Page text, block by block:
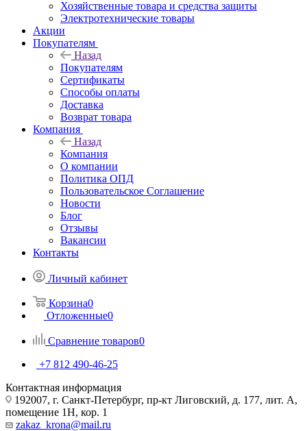
Хозяйственные товара и средства защиты
Электротехнические товары
Акции
Покупателям
Назад
Покупателям
Сертификаты
Способы оплаты
Доставка
Возврат товара
Компания
Назад
Компания
О компании
Политика ОПД
Пользовательское Соглашение
Новости
Блог
Отзывы
Вакансии
Контакты
Личный кабинет
Корзина0
Отложенные0
Сравнение товаров0
+7 812 490-46-25
Контактная информация
192007, г. Санкт-Петербург, пр-кт Лиговский, д. 177, лит. А,
помещение 1Н, кор. 1
zakaz_krona@mail.ru